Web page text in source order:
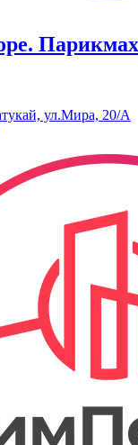
ул.Мира, 20/А